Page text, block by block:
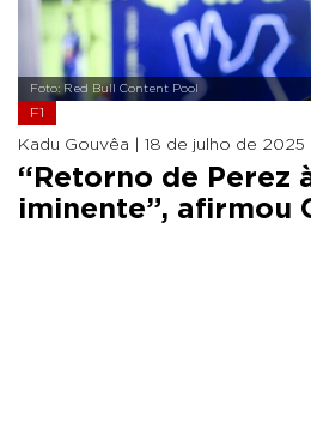
Foto: Red Bull Content Pool
F1
Kadu Gouvêa | 18 de julho de 2025
“Retorno de Perez
iminente”, afirmou